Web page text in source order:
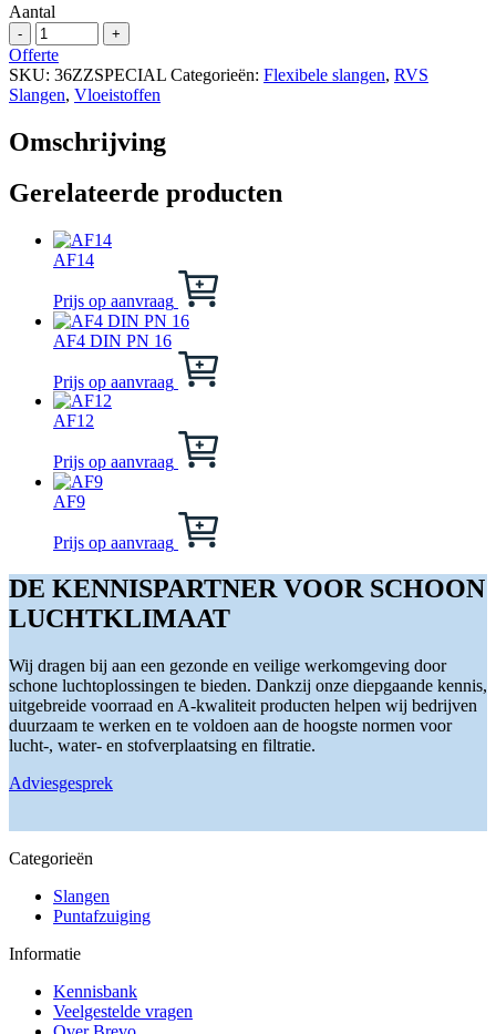
Aantal
-
AF
Specials
aantal
+
Offerte
SKU: 36ZZSPECIAL Categorieën: Flexibele slangen, RVS
Slangen, Vloeistoffen
Omschrijving
Gerelateerde producten
AF14
Prijs op aanvraag
Dit
variaties.
gekozen
productpagina
AF4 DIN PN 16
Prijs op aanvraag
Dit
variaties.
gekozen
de
productpagina
AF12
Prijs op aanvraag
Dit
variaties.
kan
gekozen
worden
de
productpagina
AF9
Prijs op aanvraag
Dit
meerdere
variaties.
Deze
kan
gekozen
worden
op
de
productpagina
DE KENNISPARTNER VOOR SCHOON
LUCHTKLIMAAT
Wij dragen bij aan een gezonde en veilige werkomgeving door
schone luchtoplossingen te bieden. Dankzij onze diepgaande kennis,
uitgebreide voorraad en A-kwaliteit producten helpen wij bedrijven
duurzaam te werken en te voldoen aan de hoogste normen voor
lucht-, water- en stofverplaatsing en filtratie.
Adviesgesprek
Categorieën
Slangen
Puntafzuiging
Informatie
Kennisbank
Veelgestelde vragen